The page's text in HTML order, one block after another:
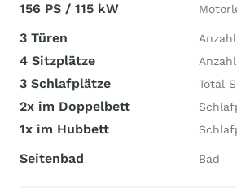
156 PS / 115 kW
3 Türen
4 Sitzplätze
3 Schlafplätze Total
2x im Doppelbett
1x im Hubbett
Seitenbad Bad